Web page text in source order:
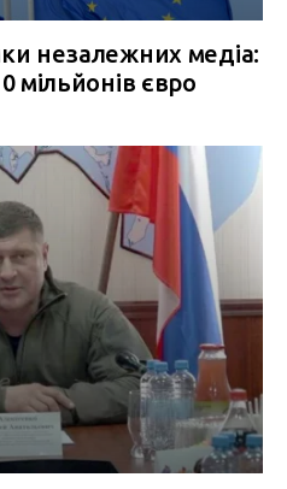
незалежних медіа:
мільйонів євро